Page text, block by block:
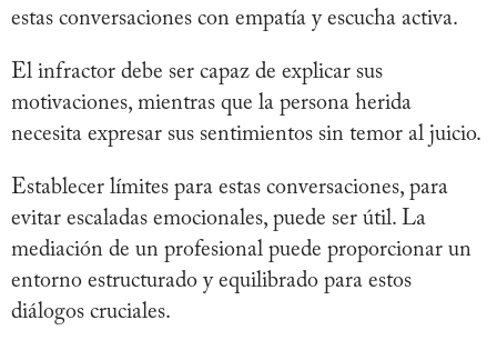
estas conversaciones con empatía y escucha activa.
El infractor debe ser capaz de explicar sus
motivaciones, mientras que la persona herida
necesita expresar sus sentimientos sin temor al juicio.
Establecer límites para estas conversaciones, para
evitar escaladas emocionales, puede ser útil. La
mediación de un profesional puede proporcionar un
entorno estructurado y equilibrado para estos
diálogos cruciales.